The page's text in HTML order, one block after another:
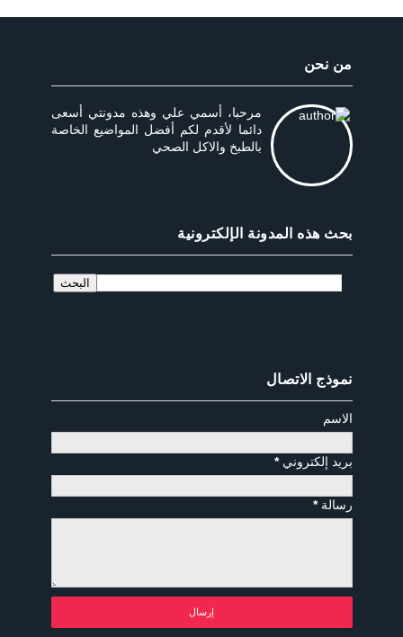
من نحن
مرحبا، أسمي علي وهذه مدونتي أسعى
دائما لأقدم لكم أفضل المواضيع الخاصة
بالطبخ والاكل الصحي
بحث هذه المدونة الإلكترونية
نموذج الاتصال
الاسم
بريد إلكتروني*
رسالة*